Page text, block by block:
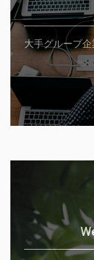
大手グループ